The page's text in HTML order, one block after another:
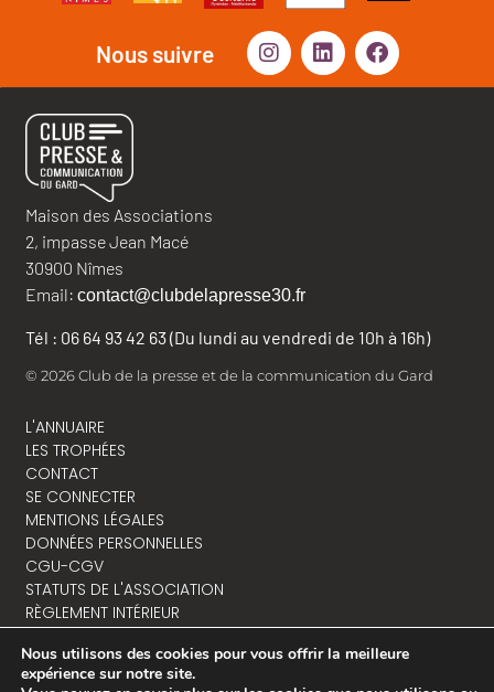
Nous suivre
Maison des Associations
2, impasse Jean Macé
30900 Nîmes
Email: contact@clubdelapresse30.fr
Tél : 06 64 93 42 63 (Du lundi au vendredi de 10h à 16h)
© 2026 Club de la presse et de la communication du Gard
L'ANNUAIRE
LES TROPHÉES
CONTACT
SE CONNECTER
MENTIONS LÉGALES
DONNÉES PERSONNELLES
CGU-CGV
STATUTS DE L'ASSOCIATION
RÈGLEMENT INTÉRIEUR
Nous utilisons des cookies pour vous offrir la meilleure
expérience sur notre site.